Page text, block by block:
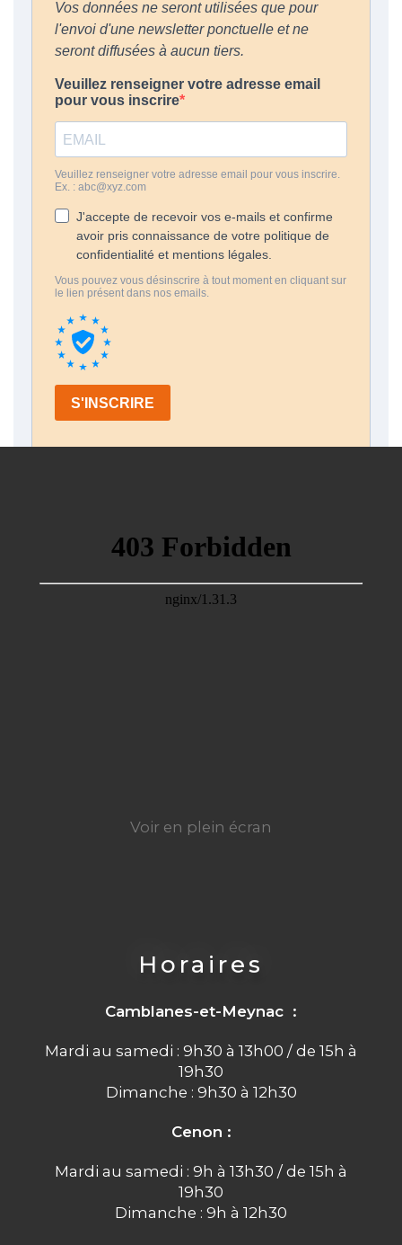
Voir en plein écran
Horaires
Camblanes-et-Meynac :
Mardi au samedi : 9h30 à 13h00 / de 15h à
19h30
Dimanche : 9h30 à 12h30
Cenon :
Mardi au samedi : 9h à 13h30 / de 15h à
19h30
Dimanche : 9h à 12h30